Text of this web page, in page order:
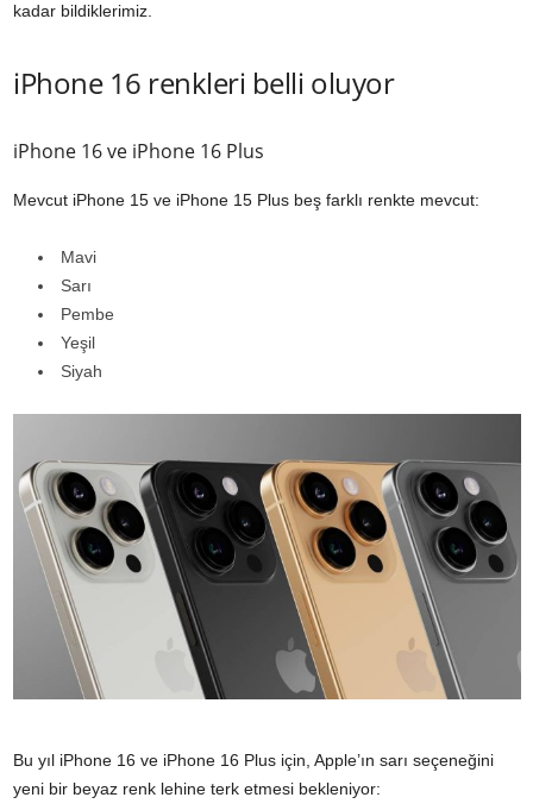
kadar bildiklerimiz.
iPhone 16 renkleri belli oluyor
iPhone 16 ve iPhone 16 Plus
Mevcut iPhone 15 ve iPhone 15 Plus beş farklı renkte mevcut:
Mavi
Sarı
Pembe
Yeşil
Siyah
Bu yıl iPhone 16 ve iPhone 16 Plus için, Apple’ın sarı seçeneğini
yeni bir beyaz renk lehine terk etmesi bekleniyor: